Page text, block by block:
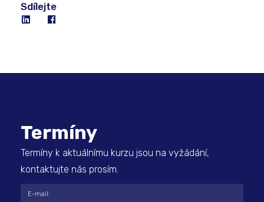
Sdílejte
Termíny
Termíny k aktuálnímu kurzu jsou na vyžádání,
kontaktujte nás prosím.
E-mail: